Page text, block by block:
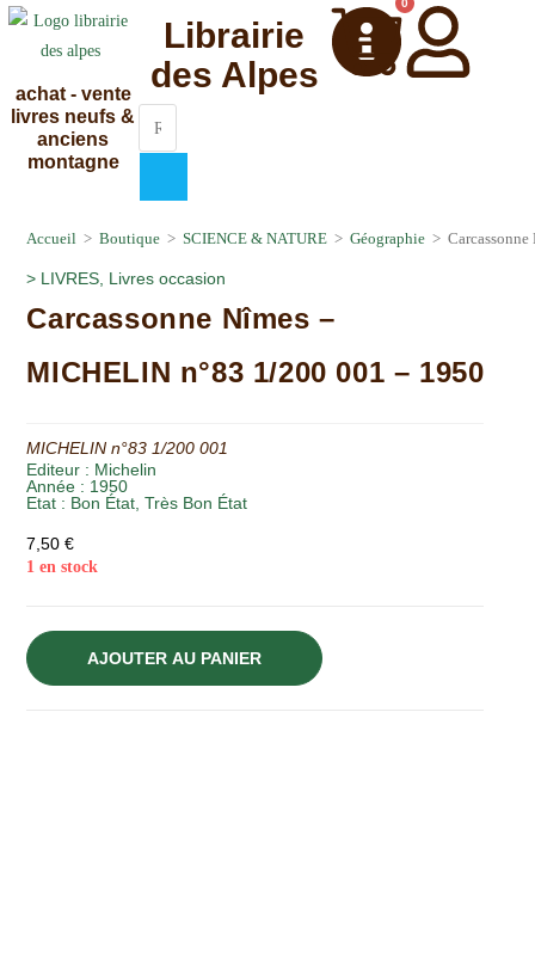
achat - vente
livres neufs &
anciens
montagne
0
Librairie
des Alpes
Accueil > Boutique > SCIENCE & NATURE > Géographie >
> LIVRES, Livres occasion
Carcassonne Nîmes –
MICHELIN n°83 1/200 001 – 1950
MICHELIN n°83 1/200 001
Editeur : Michelin
Année : 1950
Etat : Bon État,Très Bon État
7,50€
1 en stock
AJOUTER AU PANIER